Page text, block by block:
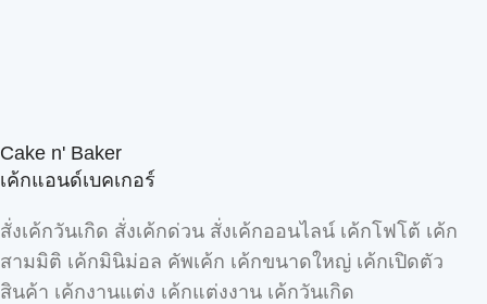
Cake n' Baker
เค้กแอนด์เบคเกอร์
สั่งเค้กวันเกิด สั่งเค้กด่วน สั่งเค้กออนไลน์ เค้กโฟโต้ เค้ก
สามมิติ เค้กมินิม่อล คัพเค้ก เค้กขนาดใหญ่ เค้กเปิดตัว
สินค้า เค้กงานแต่ง เค้กแต่งงาน เค้กวันเกิด